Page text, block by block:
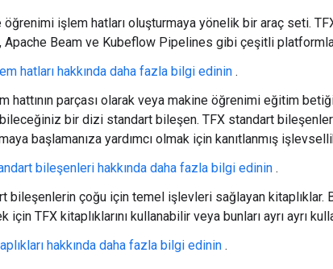
öğrenimi işlem hatları oluşturmaya yönelik bir araç seti.
Apache Beam ve Kubeflow Pipelines gibi çeşitli
hatları hakkında daha fazla bilgi edinin .
hattının parçası olarak veya makine öğrenimi eğitim
bir dizi standart bileşen. TFX standart
başlamanıza yardımcı olmak için kanıtlanmış
bileşenleri hakkında daha fazla bilgi edinin .
bileşenlerin çoğu için temel işlevleri sağlayan
için TFX kitaplıklarını kullanabilir veya bunları ayrı ayrı
hakkında daha fazla bilgi edinin .